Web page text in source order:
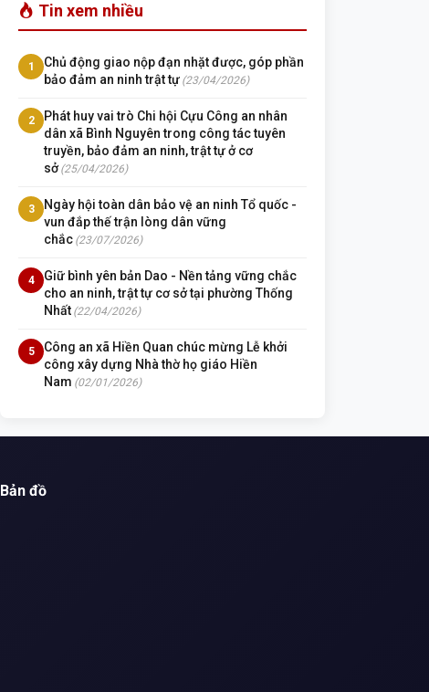
Tin xem nhiều
1
Chủ động giao nộp đạn nhặt được, góp phần
bảo đảm an ninh trật tự (23/04/2026)
2
Phát huy vai trò Chi hội Cựu Công an nhân
dân xã Bình Nguyên trong công tác tuyên
truyền, bảo đảm an ninh, trật tự ở cơ
sở (25/04/2026)
3
Ngày hội toàn dân bảo vệ an ninh Tổ quốc -
vun đắp thế trận lòng dân vững
chắc (23/07/2026)
4
Giữ bình yên bản Dao - Nền tảng vững chắc
cho an ninh, trật tự cơ sở tại phường Thống
Nhất (22/04/2026)
5
Công an xã Hiền Quan chúc mừng Lễ khởi
công xây dựng Nhà thờ họ giáo Hiền
Nam (02/01/2026)
Bản đồ